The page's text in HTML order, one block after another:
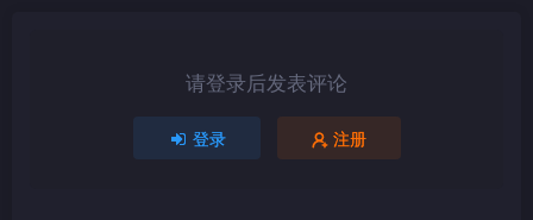
1080P TS
请登录后发表评论
登录 注册